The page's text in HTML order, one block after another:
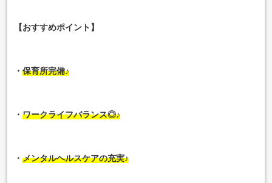
【おすすめポイント】
・保育所完備♪
・ワークライフバランス◎♪
・メンタルヘルスケアの充実♪